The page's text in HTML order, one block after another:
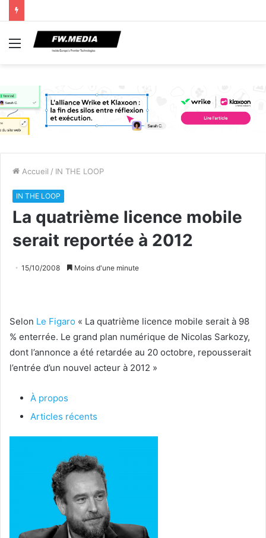
Menu
Accueil / IN THE LOOP
IN THE LOOP
La quatrième licence mobile
serait reportée à 2012
15/10/2008 Moins d'une minute
Selon Le Figaro « La quatrième licence mobile serait à 98
% enterrée. Le grand plan numérique de Nicolas Sarkozy,
dont l’annonce a été retardée au 20 octobre, repousserait
l’entrée d’un nouvel acteur à 2012 »
À propos
Articles récents